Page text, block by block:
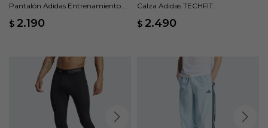
Pantalón Adidas Entrenamiento
$ 2.190
Calza Adidas TECHFIT
$ 2.490